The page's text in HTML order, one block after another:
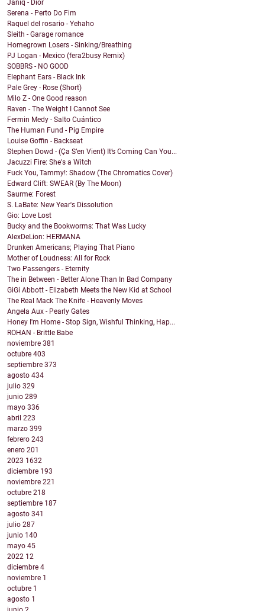
Janiq - Dior
Serena - Perto Do Fim
Raquel del rosario - Yehaho
Sleith - Garage romance
Homegrown Losers - Sinking/Breathing
PJ Logan - Mexico (fera2busy Remix)
SOBBRS - NO GOOD
Elephant Ears - Black Ink
Pale Grey - Rose (Short)
Milo Z - One Good reason
Raven - The Weight I Cannot See
Fermin Medy - Salto Cuántico
The Human Fund - Pig Empire
Louise Goffin - Backseat
Stephen Dowd - (Ça S’en Vient) It’s Coming Can You...
Jacuzzi Fire: She's a Witch
Fuck You, Tammy!: Shadow (The Chromatics Cover)
Edward Clift: SWEAR (By The Moon)
Saurme: Forest
S. LaBate: New Year's Dissolution
Gio: Love Lost
Bucky and the Bookworms: That Was Lucky
AlexDeLion: HERMANA
Drunken Americans; Playing That Piano
Mother of Loudness: All for Rock
Two Passengers - Eternity
The in Between - Better Alone Than In Bad Company
GiGi Abbott - Elizabeth Meets the New Kid at School
The Real Mack The Knife - Heavenly Moves
Angela Aux - Pearly Gates
Honey I'm Home - Stop Sign, Wishful Thinking, Hap...
ROHAN - Brittle Babe
noviembre 381
octubre 403
septiembre 373
agosto 434
julio 329
junio 289
mayo 336
abril 223
marzo 399
febrero 243
enero 201
2023 1632
diciembre 193
noviembre 221
octubre 218
septiembre 187
agosto 341
julio 287
junio 140
mayo 45
2022 12
diciembre 4
noviembre 1
octubre 1
agosto 1